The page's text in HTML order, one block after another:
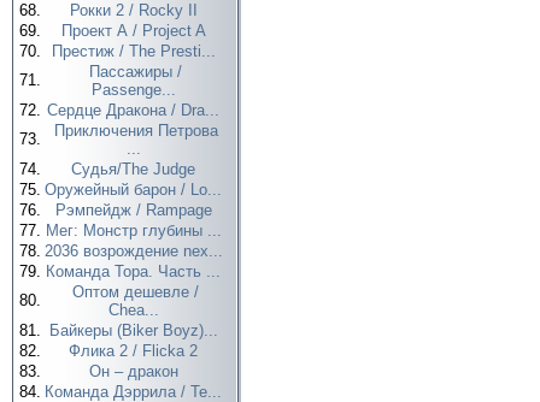
68.
Рокки 2 / Rocky II
69.
Проект А / Project A
70.
Престиж / The Presti...
71.
Пассажиры /
Passenge...
72. Сердце Дракона / Dra...
73.
Приключения Петрова
...
74.
Судья/The Judge
75. Оружейный барон / Lo...
76.
Рэмпейдж / Rampage
77. Мег: Монстр глубины ...
78. 2036 возрождение nex...
79. Команда Тора. Часть ...
80.
Оптом дешевле /
Chea...
81.
Байкеры (Biker Boyz)...
82.
Флика 2 / Flicka 2
83.
Он – дракон
84. Команда Дэррила / Te...